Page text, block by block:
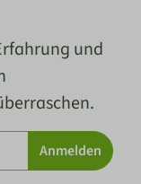
und
Anmelden